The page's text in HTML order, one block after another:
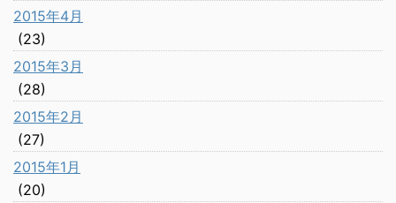
2015年4月
(23)
2015年3月
(28)
2015年2月
(27)
2015年1月
(20)